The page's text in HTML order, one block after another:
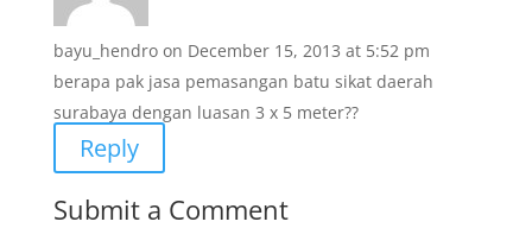
bayu_hendro on December 15, 2013 at 5:52 pm
berapa pak jasa pemasangan batu sikat daerah
surabaya dengan luasan 3 x 5 meter??
Reply
Submit a Comment